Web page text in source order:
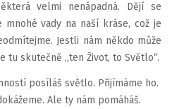
velmi nenápadná. Dějí se
mnohé vady na naší kráse, což je
Jestli nám někdo může
tu skutečně „ten Život, to Světlo“.
posíláš světlo. Přijímáme ho.
Ale ty nám pomáháš.